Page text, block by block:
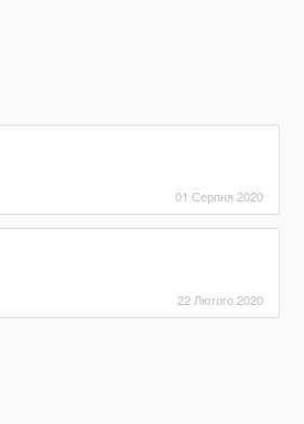
01 Серпня 2020
22 Лютого 2020